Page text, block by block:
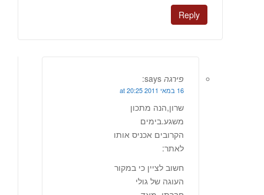
Reply
פירגה says:
16 במאי 2011 at 20:25
שרון,הנה מתכון
משגע.בימים
הקרובים אכניס אותו
לאתר:
חשוב לציין כי במקור
העוגה של גולי